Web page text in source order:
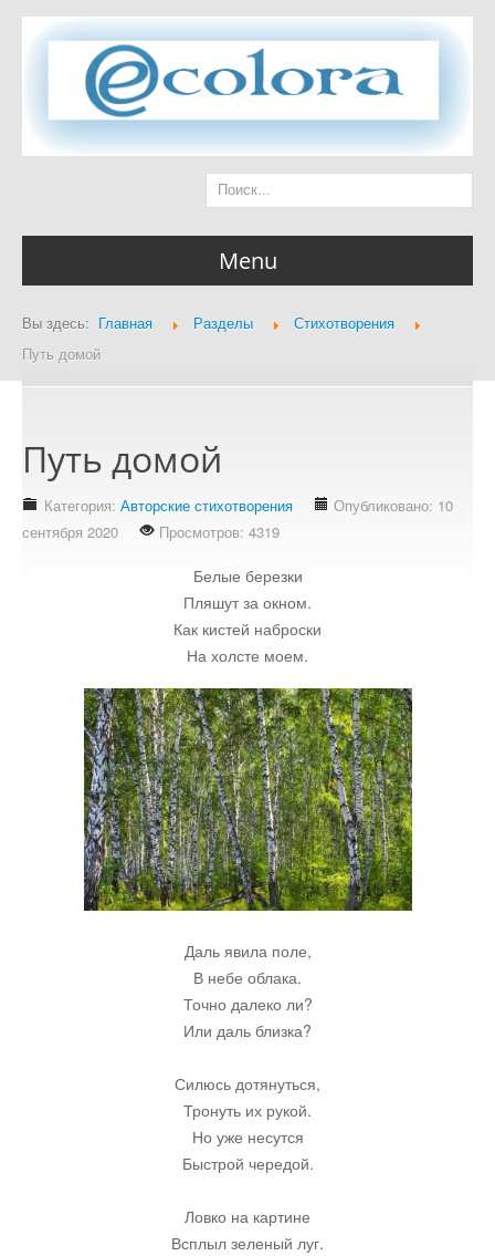
Menu
Главная страница
Разделы
Стихотворения
Информационные технологии
Кулинария
Своё дело
Вы здесь: Главная Разделы
Стихотворения
Путь домой
Путь домой
Категория: Авторские стихотворения
Опубликовано: 10
сентября 2020
Просмотров: 4319
Белые березки
Пляшут за окном.
Как кистей наброски
На холсте моем.
Даль явила поле,
В небе облака.
Точно далеко ли?
Или даль близка?
Силюсь дотянуться,
Тронуть их рукой.
Но уже несутся
Быстрой чередой.
Ловко на картине
Всплыл зеленый луг.